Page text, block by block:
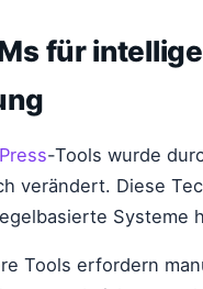
für
-Tools wurde
verändert. Diese
Systeme
Tools erfordern